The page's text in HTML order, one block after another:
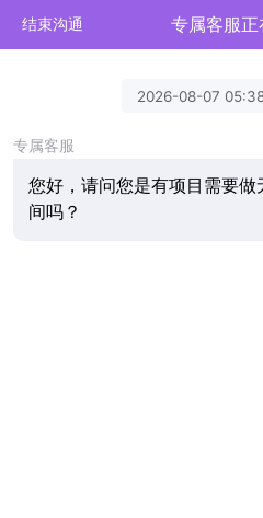
结束沟通 专属客服
2026-08-07
专属客服
您好，请问您是有项目需要做
间吗？